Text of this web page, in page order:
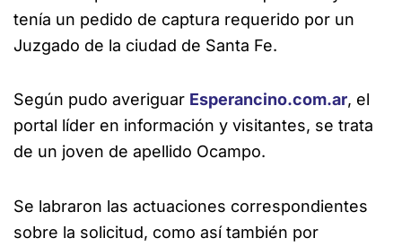
tenía un pedido de captura requerido por un
Juzgado de la ciudad de Santa Fe.
Según pudo averiguar Esperancino.com.ar, el
portal líder en información y visitantes, se trata
de un joven de apellido Ocampo.
Se labraron las actuaciones correspondientes
sobre la solicitud, como así también por